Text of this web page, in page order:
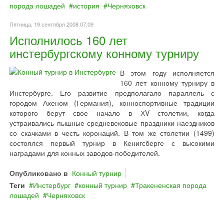
порода лошадей
история Черняховск
Пятница, 19 сентября 2008 07:09
Исполнилось 160 лет
инстербургскому конному турниру
В этом году исполняется
160 лет конному турниру в
Инстербурге. Его развитие предполагало параллель с
городом Ахеном (Германия), конноспортивные традиции
которого берут свое начало в ХV столетии, когда
устраивались пышные средневековые праздники наездников
со скачками в честь коронаций. В том же столетии (1499)
состоялся первый турнир в Кенигсберге с высокими
наградами для конных заводов-победителей.
Опубликовано в Конный турнир
Теги
Инстербург конный турнир
Тракененская порода
лошадей
Черняховск